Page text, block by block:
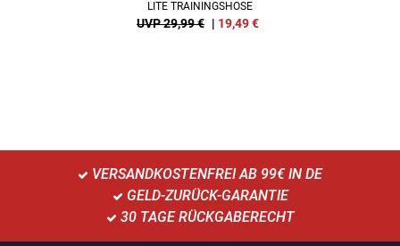
LITE TRAININGSHOSE
UVP 29,99 € | 19,49€
VERSANDKOSTENFREI AB 99€ IN DE
GELD-ZURÜCK-GARANTIE
30 TAGE RÜCKGABERECHT